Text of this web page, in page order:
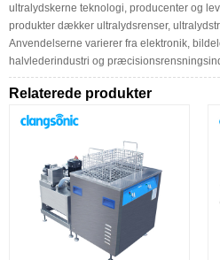
ultralydskerne teknologi, producenter og
produkter dækker ultralydsrenser,
Anvendelserne varierer fra elektronik,
halvlederindustri og
Relaterede produkter